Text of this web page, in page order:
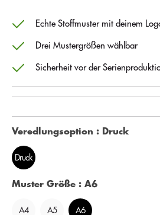
Echte Stoffmuster mit deinem
Drei Mustergrößen wählbar
Sicherheit vor der
Veredlungsoption : Druck
Druck
Muster Größe : A6
A4 A5 A6